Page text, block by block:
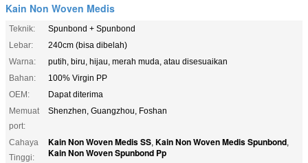
Kain Non Woven Medis
Teknik:
Spunbond + Spunbond
Lebar:
240cm (bisa dibelah)
Warna:
putih, biru, hijau, merah muda, atau disesuaikan
Bahan:
100% Virgin PP
OEM:
Dapat diterima
Memuat
port:
Shenzhen, Guangzhou, Foshan
Cahaya
Tinggi:
Kain Non Woven Medis SS, Kain Non Woven Medis Spunbond,
Kain Non Woven Spunbond Pp